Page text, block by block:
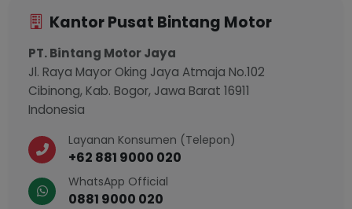
Kantor Pusat Bintang Motor
PT. Bintang Motor Jaya
Jl. Raya Mayor Oking Jaya Atmaja No.102
Cibinong, Kab. Bogor, Jawa Barat 16911
Indonesia
Layanan Konsumen (Telepon)
+62 881 9000 020
WhatsApp Official
0881 9000 020